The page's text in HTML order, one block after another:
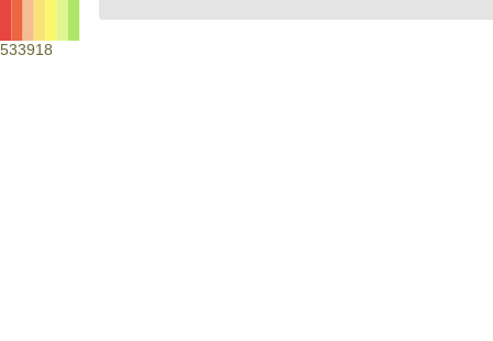
533918